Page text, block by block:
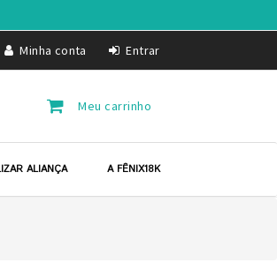
Minha conta Entrar
Meu carrinho
ALIANÇA A FÊNIX18K